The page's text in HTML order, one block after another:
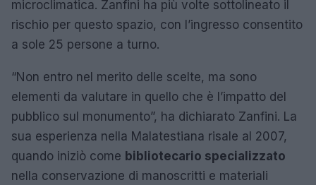
microclimatica. Zanfini ha più volte sottolineato il
rischio per questo spazio, con l’ingresso consentito
a sole 25 persone a turno.
“Non entro nel merito delle scelte, ma sono
elementi da valutare in quello che è l’impatto del
pubblico sul monumento”, ha dichiarato Zanfini. La
sua esperienza nella Malatestiana risale al 2007,
quando iniziò come bibliotecario specializzato
nella conservazione di manoscritti e materiali